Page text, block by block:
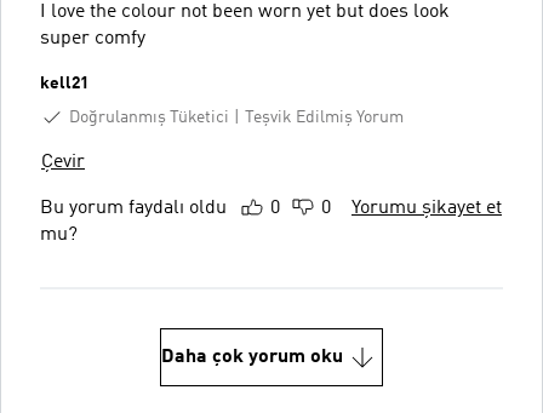
I love the colour not been worn yet but does look
super comfy
kell21
Doğrulanmış Tüketici
Teşvik Edilmiş Yorum
Çevir
Bu yorum faydalı oldu
mu?
0 0 Yorumu şikayet et
Daha çok yorum oku